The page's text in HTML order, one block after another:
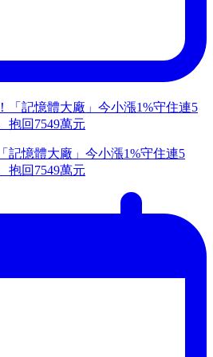
記憶體大廠」今小漲1%守住連5
回7549萬元